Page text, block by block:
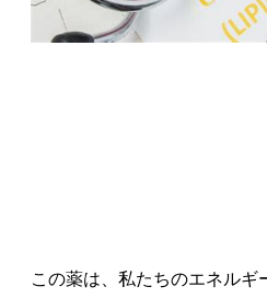
この薬は、私たちのエネルギ